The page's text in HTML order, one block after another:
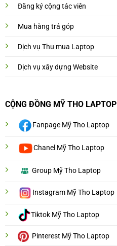
Đăng ký cộng tác viên
Mua hàng trả góp
Dịch vụ Thu mua Laptop
Dịch vụ xây dựng Website
CỘNG ĐỒNG MỸ THO LAPTOP
Fanpage Mỹ Tho Laptop
Chanel Mỹ Tho Laptop
Group Mỹ Tho Laptop
Instagram Mỹ Tho Laptop
Tiktok Mỹ Tho Laptop
Pinterest Mỹ Tho Laptop